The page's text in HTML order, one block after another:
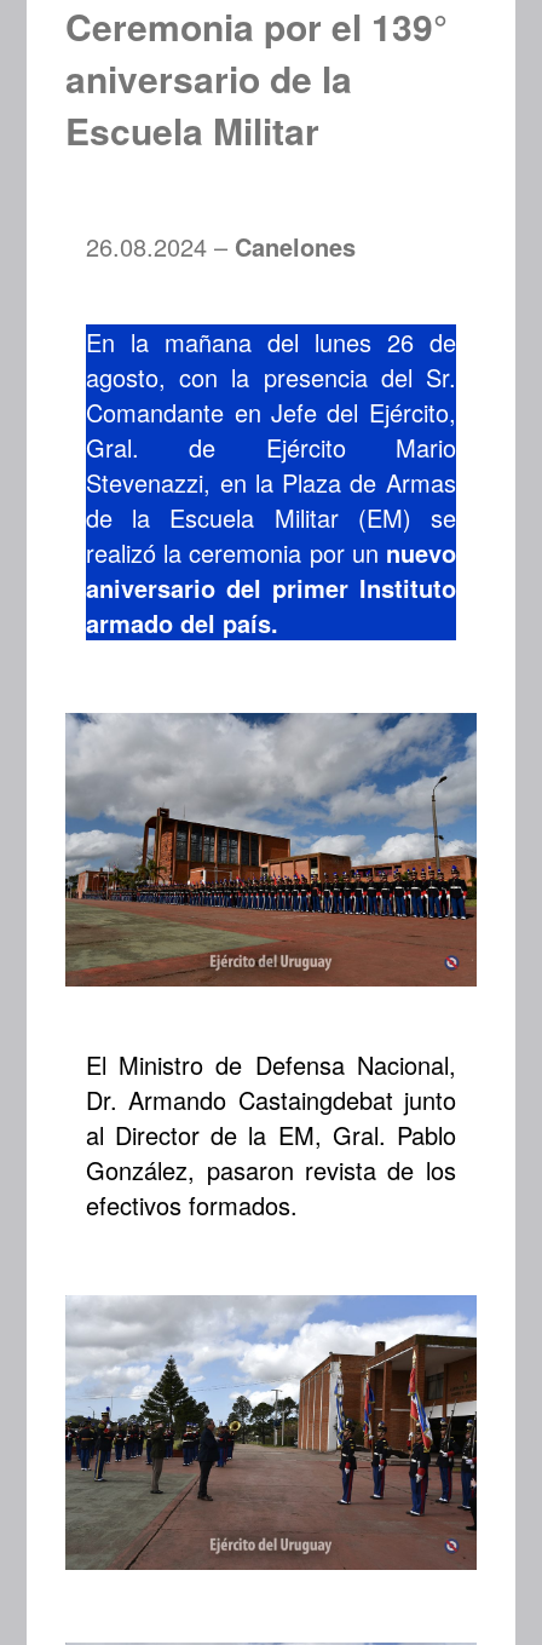
Ceremonia por el 139°
aniversario de la
Escuela Militar
26.08.2024 – Canelones
En la mañana del lunes 26 de
agosto, con la presencia del Sr.
Comandante en Jefe del Ejército,
Gral. de Ejército Mario
Stevenazzi, en la Plaza de Armas
de la Escuela Militar (EM) se
realizó la ceremonia por un nuevo
aniversario del primer Instituto
armado del país.
El Ministro de Defensa Nacional,
Dr. Armando Castaingdebat junto
al Director de la EM, Gral. Pablo
González, pasaron revista de los
efectivos formados.